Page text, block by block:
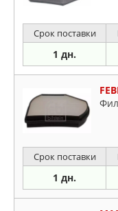
Срок поставки
1 дн.
Срок поставки
1 дн.